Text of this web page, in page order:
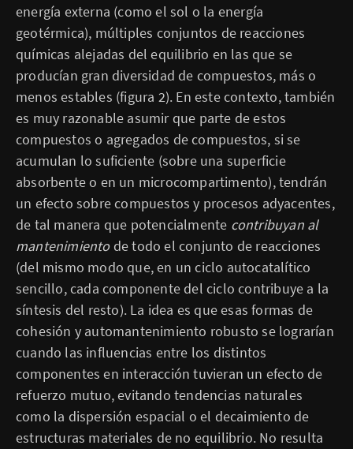
energía externa (como el sol o la energía
geotérmica), múltiples conjuntos de reacciones
químicas alejadas del equilibrio en las que se
producían gran diversidad de compuestos, más o
menos estables (figura 2). En este contexto, también
es muy razonable asumir que parte de estos
compuestos o agregados de compuestos, si se
acumulan lo suficiente (sobre una superficie
absorbente o en un microcompartimento), tendrán
un efecto sobre compuestos y procesos adyacentes,
de tal manera que potencialmente contribuyan al
mantenimientode todo el conjunto de reacciones
(del mismo modo que, en un ciclo autocatalítico
sencillo, cada componente del ciclo contribuye a la
síntesis del resto). La idea es que esas formas de
cohesión y automantenimiento robusto se lograrían
cuando las influencias entre los distintos
componentes en interacción tuvieran un efecto de
refuerzo mutuo, evitando tendencias naturales
como la dispersión espacial o el decaimiento de
estructuras materiales de no equilibrio. No resulta